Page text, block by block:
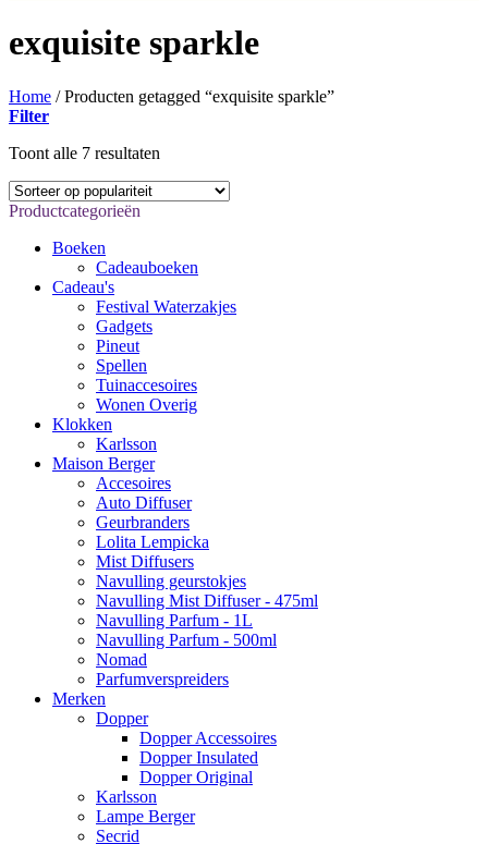
exquisite sparkle
Home /Producten getagged “exquisite sparkle”
Filter
Toont alle 7 resultaten
populariteit
Productcategorieën
Boeken
Cadeauboeken
Cadeau's
Festival Waterzakjes
Gadgets
Pineut
Spellen
Tuinaccesoires
Wonen Overig
Klokken
Karlsson
Maison Berger
Accesoires
Auto Diffuser
Geurbranders
Lolita Lempicka
Mist Diffusers
Navulling geurstokjes
Navulling Mist Diffuser - 475ml
Navulling Parfum - 1L
Navulling Parfum - 500ml
Nomad
Parfumverspreiders
Merken
Dopper
Dopper Accessoires
Dopper Insulated
Dopper Original
Karlsson
Lampe Berger
Secrid